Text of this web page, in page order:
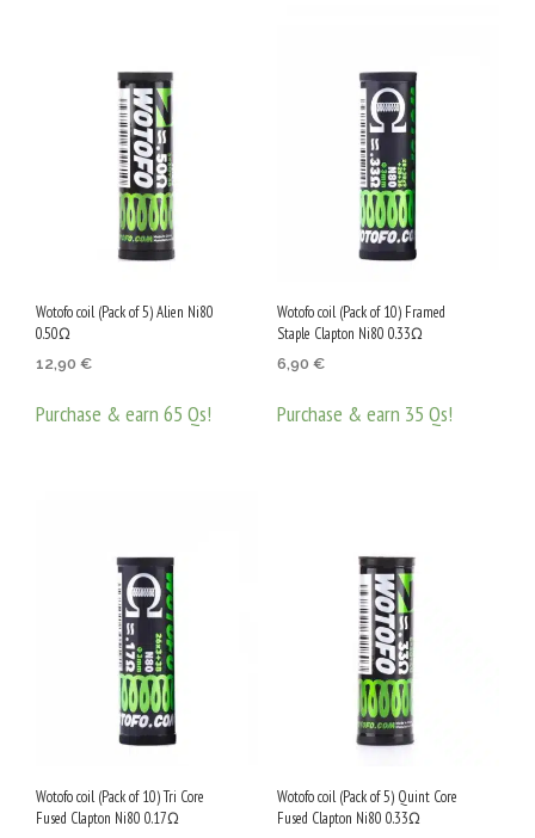
Wotofo coil (Pack of 5) Alien Ni80
0.50Ω
12,90 €
Purchase & earn 65 Qs!
Wotofo coil (Pack of 10) Framed
Staple Clapton Ni80 0.33Ω
6,90 €
Purchase & earn 35 Qs!
Wotofo coil (Pack of 10) Tri Core
Fused Clapton Ni80 0.17Ω
Wotofo coil (Pack of 5) Quint Core
Fused Clapton Ni80 0.33Ω